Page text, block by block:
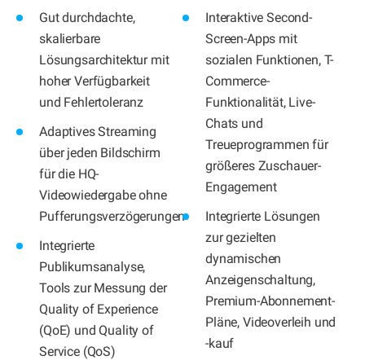
Gut durchdachte,
skalierbare
Lösungsarchitektur mit
hoher Verfügbarkeit
und Fehlertoleranz
Adaptives Streaming
über jeden Bildschirm
für die HQ-
Videowiedergabe ohne
Pufferungsverzögerungen
Integrierte
Publikumsanalyse,
Tools zur Messung der
Quality of Experience
(QoE) und Quality of
Service (QoS)
Interaktive Second-
Screen-Apps mit
sozialen Funktionen, T-
Commerce-
Funktionalität, Live-
Chats und
Treueprogrammen für
größeres Zuschauer-
Engagement
Integrierte Lösungen
zur gezielten
dynamischen
Anzeigenschaltung,
Premium-Abonnement-
Pläne, Videoverleih und
-kauf